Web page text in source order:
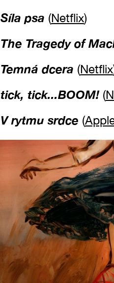
Síla psa (Netflix)
The Tragedy of
Temná dcera (Netflix
tick, tick...BOOM!(
V rytmu srdce (